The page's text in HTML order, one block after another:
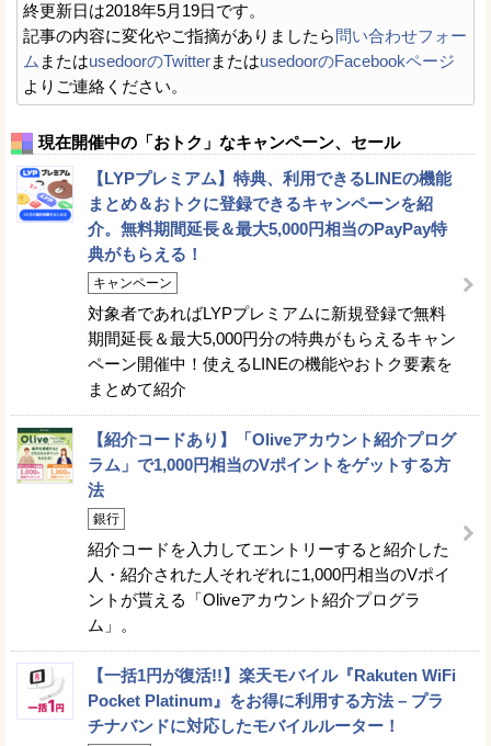
終更新日は2018年5月19日です。
記事の内容に変化やご指摘がありましたら問い合わせフォー
ム またはusedoorのTwitterまたはusedoorのFacebookページ
よりご連絡ください。
現在開催中の「おトク」なキャンペーン、セール
【LYPプレミアム】特典、利用できるLINEの機能
まとめ＆おトクに登録できるキャンペーンを紹
介。無料期間延長＆最大5,000円相当のPayPay特
典がもらえる！
キャンペーン
対象者であればLYPプレミアムに新規登録で無料
期間延長＆最大5,000円分の特典がもらえるキャン
ペーン開催中！使えるLINEの機能やおトク要素を
まとめて紹介
【紹介コードあり】「Oliveアカウント紹介プログ
ラム」で1,000円相当のVポイントをゲットする方
法
銀行
紹介コードを入力してエントリーすると紹介した
人・紹介された人それぞれに1,000円相当のVポイ
ントが貰える「Oliveアカウント紹介プログラ
ム」。
【一括1円が復活!!】楽天モバイル『Rakuten WiFi
Pocket Platinum』をお得に利用する方法 – プラ
チナバンドに対応したモバイルルーター！